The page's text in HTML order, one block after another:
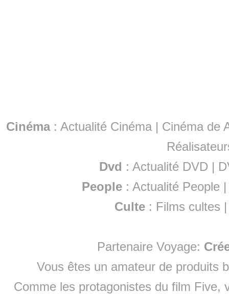
Cinéma: Actualité Cinéma | Cinéma de
Dvd : Actualité DVD |
People :Actualité People
Culte : Films cultes
Partenaire Voyage:
Vous êtes un amateur de produits
Comme les protagonistes du film Five,